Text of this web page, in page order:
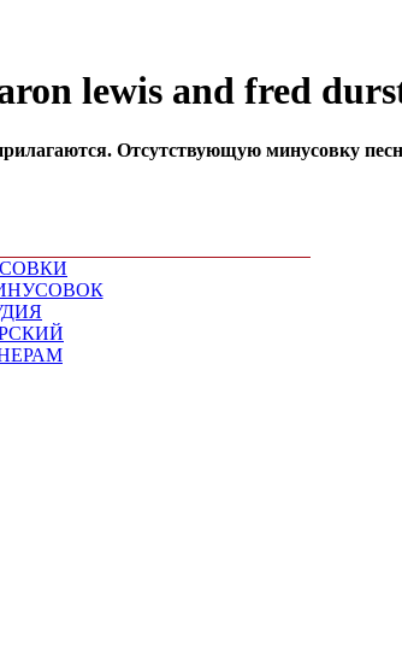
lewis and fred
Отсутствующую минусовку